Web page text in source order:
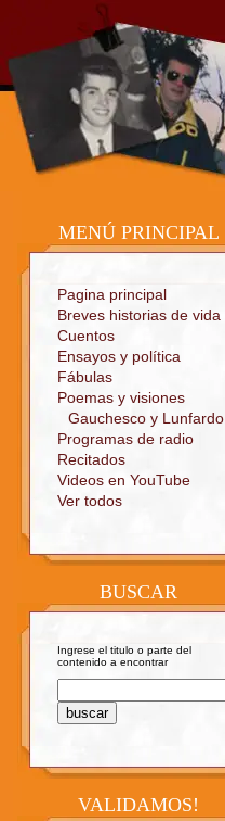
Sitio oficial
MENÚ PRINCIPAL
Pagina principal
Breves historias de vida
Cuentos
Ensayos y política
Fábulas
Poemas y visiones
Gauchesco y Lunfardo
Programas de radio
Recitados
Videos en YouTube
Ver todos
BUSCAR
Ingrese el titulo o parte del
contenido a encontrar
VALIDAMOS!